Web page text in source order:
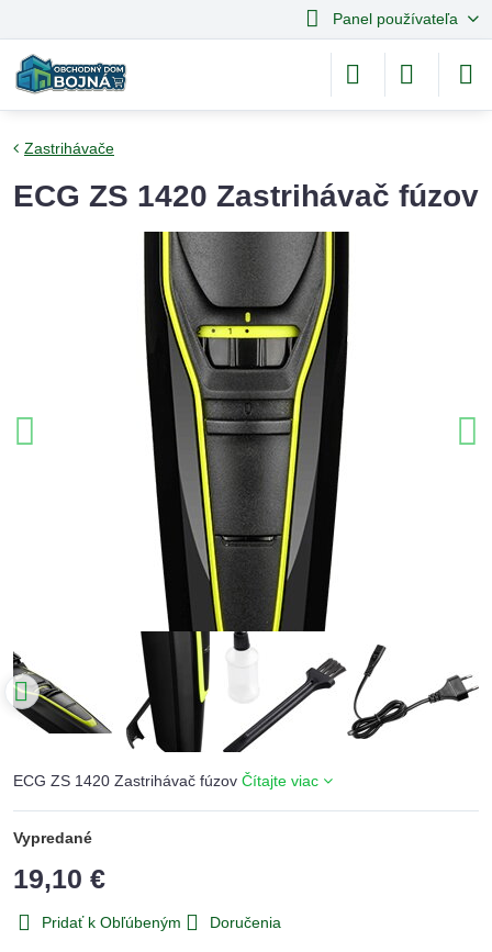
Panel používateľa
Zastrihávače
ECG ZS 1420 Zastrihávač fúzov
ECG ZS 1420 Zastrihávač fúzov Čítajte viac
Vypredané
19,10 €
Pridať k Obľúbeným Doručenia